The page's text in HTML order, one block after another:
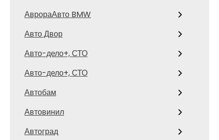
АврораАвто BMW
Авто Двор
Авто-дело+, СТО
Авто-дело+, СТО
Автобам
Автовинил
Автоград